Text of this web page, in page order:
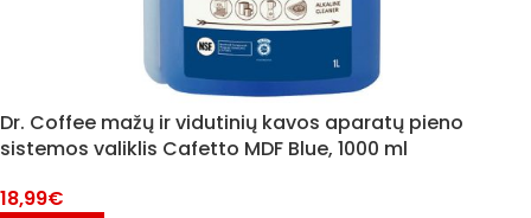
Dr. Coffee mažų ir vidutinių kavos aparatų pieno
sistemos valiklis Cafetto MDF Blue, 1000 ml
18,99€